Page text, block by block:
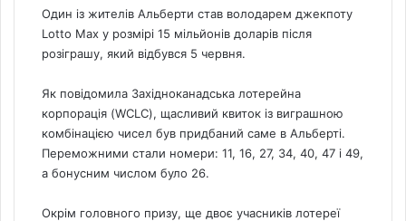
Один із жителів Альберти став володарем джекпоту
Lotto Max у розмірі 15 мільйонів доларів після
розіграшу, який відбувся 5 червня.
Як повідомила Західноканадська лотерейна
корпорація (WCLC), щасливий квиток із виграшною
комбінацією чисел був придбаний саме в Альберті.
Переможними стали номери: 11, 16, 27, 34, 40, 47 і 49,
а бонусним числом було 26.
Окрім головного призу, ще двоє учасників лотереї